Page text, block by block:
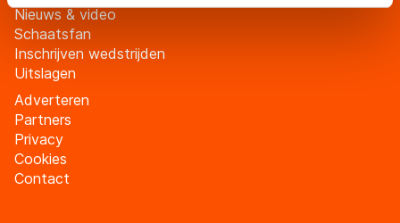
adequaat beschermingsniveau geldt volgens de GDPR.
Door op ‘Toestaan’ te klikken, stemt u in met deze
overdracht. Meer informatie vindt u in ons
Nieuws & video
Schaatsfan
Inschrijven wedstrijden
Uitslagen
Adverteren
Partners
Privacy
Cookies
Contact